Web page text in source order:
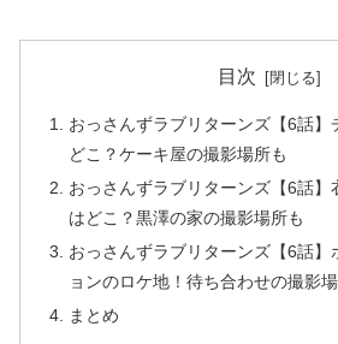
目次
おっさんずラブリターンズ【6話】
どこ？ケーキ屋の撮影場所も
おっさんずラブリターンズ【6話】
はどこ？黒澤の家の撮影場所も
おっさんずラブリターンズ【6話】
ョンのロケ地！待ち合わせの撮影
まとめ